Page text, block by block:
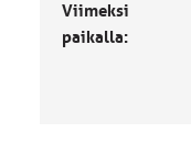
Viimeksi
paikalla: